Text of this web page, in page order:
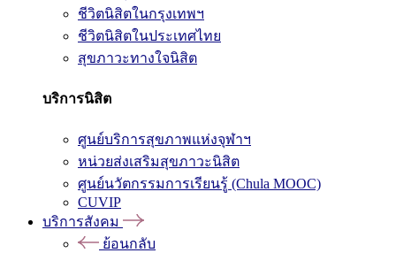
ชีวิตนิสิตในกรุงเทพฯ
ชีวิตนิสิตในประเทศไทย
สุขภาวะทางใจนิสิต
บริการนิสิต
ศูนย์บริการสุขภาพแห่งจุฬาฯ
หน่วยส่งเสริมสุขภาวะนิสิต
ศูนย์นวัตกรรมการเรียนรู้ (Chula MOOC)
CUVIP
บริการสังคม
ย้อนกลับ